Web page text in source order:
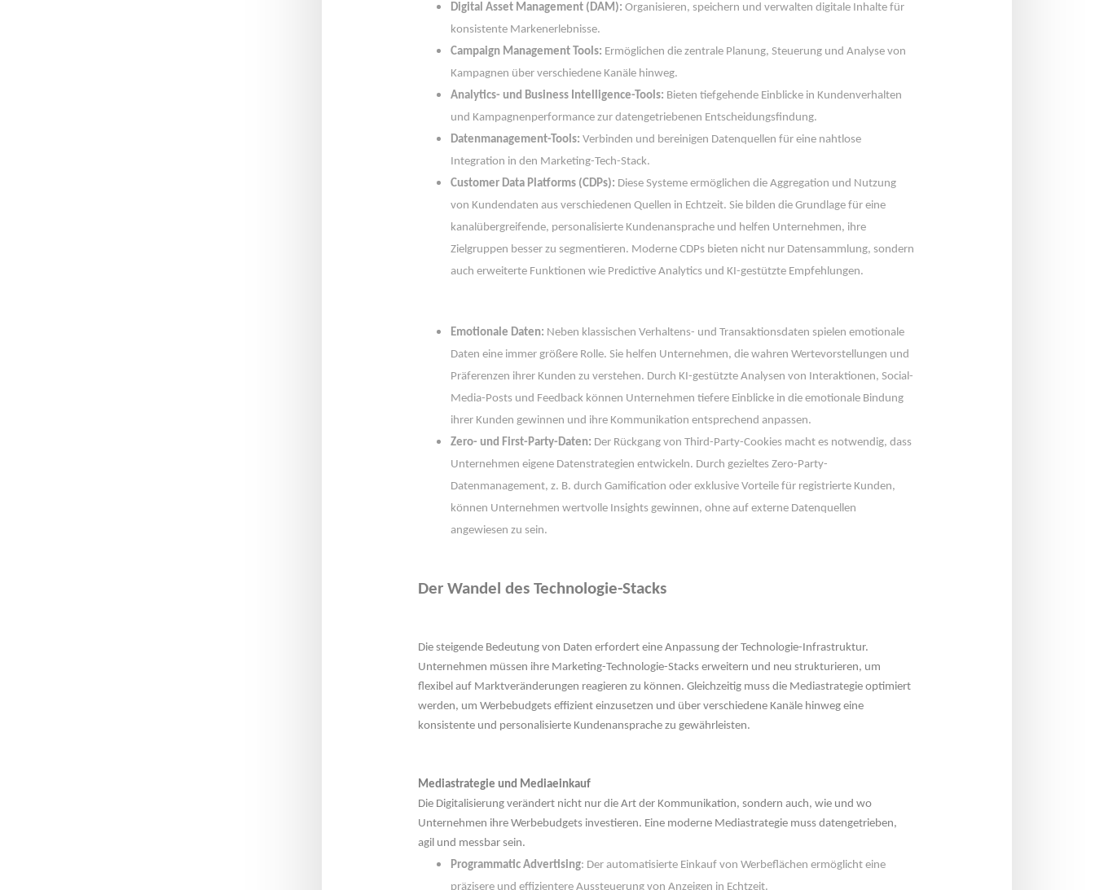
Digital Asset Management (DAM): Organisieren, speichern und verwalten digitale Inhalte für
konsistente Markenerlebnisse.
Campaign Management Tools: Ermöglichen die zentrale Planung, Steuerung und Analyse von
Kampagnen über verschiedene Kanäle hinweg.
Analytics- und Business Intelligence-Tools: Bieten tiefgehende Einblicke in Kundenverhalten
und Kampagnenperformance zur datengetriebenen Entscheidungsfindung.
Datenmanagement-Tools: Verbinden und bereinigen Datenquellen für eine nahtlose
Integration in den Marketing-Tech-Stack.
Customer Data Platforms (CDPs): Diese Systeme ermöglichen die Aggregation und Nutzung
von Kundendaten aus verschiedenen Quellen in Echtzeit. Sie bilden die Grundlage für eine
kanalübergreifende, personalisierte Kundenansprache und helfen Unternehmen, ihre
Zielgruppen besser zu segmentieren. Moderne CDPs bieten nicht nur Datensammlung, sondern
auch erweiterte Funktionen wie Predictive Analytics und KI-gestützte Empfehlungen.
Emotionale Daten: Neben klassischen Verhaltens- und Transaktionsdaten spielen emotionale
Daten eine immer größere Rolle. Sie helfen Unternehmen, die wahren Wertevorstellungen und
Präferenzen ihrer Kunden zu verstehen. Durch KI-gestützte Analysen von Interaktionen, Social-
Media-Posts und Feedback können Unternehmen tiefere Einblicke in die emotionale Bindung
ihrer Kunden gewinnen und ihre Kommunikation entsprechend anpassen.
Zero- und First-Party-Daten: Der Rückgang von Third-Party-Cookies macht es notwendig, dass
Unternehmen eigene Datenstrategien entwickeln. Durch gezieltes Zero-Party-
Datenmanagement, z. B. durch Gamification oder exklusive Vorteile für registrierte Kunden,
können Unternehmen wertvolle Insights gewinnen, ohne auf externe Datenquellen
angewiesen zu sein.
Der Wandel des Technologie-Stack
Die steigende Bedeutung von Daten erfordert eine Anpassung der Technologie-Infrastruktur.
Unternehmen müssen ihre Marketing-Technologie-Stacks erweitern und neu strukturieren, um
flexibel auf Marktveränderungen reagieren zu können. Gleichzeitig muss die Mediastrategie optimiert
werden, um Werbebudgets effizient einzusetzen und über verschiedene Kanäle hinweg eine
konsistente und personalisierte Kundenansprache zu gewährleisten.
Mediastrategie und Mediaeinkauf
Die Digitalisierung verändert nicht nur die Art der Kommunikation, sondern auch, wie und wo
Unternehmen ihre Werbebudgets investieren. Eine moderne Mediastrategie muss datengetrieben,
agil und messbar sein.
Programmatic Advertising: Der automatisierte Einkauf von Werbeflächen ermöglicht eine
präzisere und effizientere Aussteuerung von Anzeigen in Echtzeit.